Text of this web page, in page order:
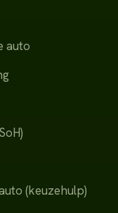
auto
(keuzehulp)